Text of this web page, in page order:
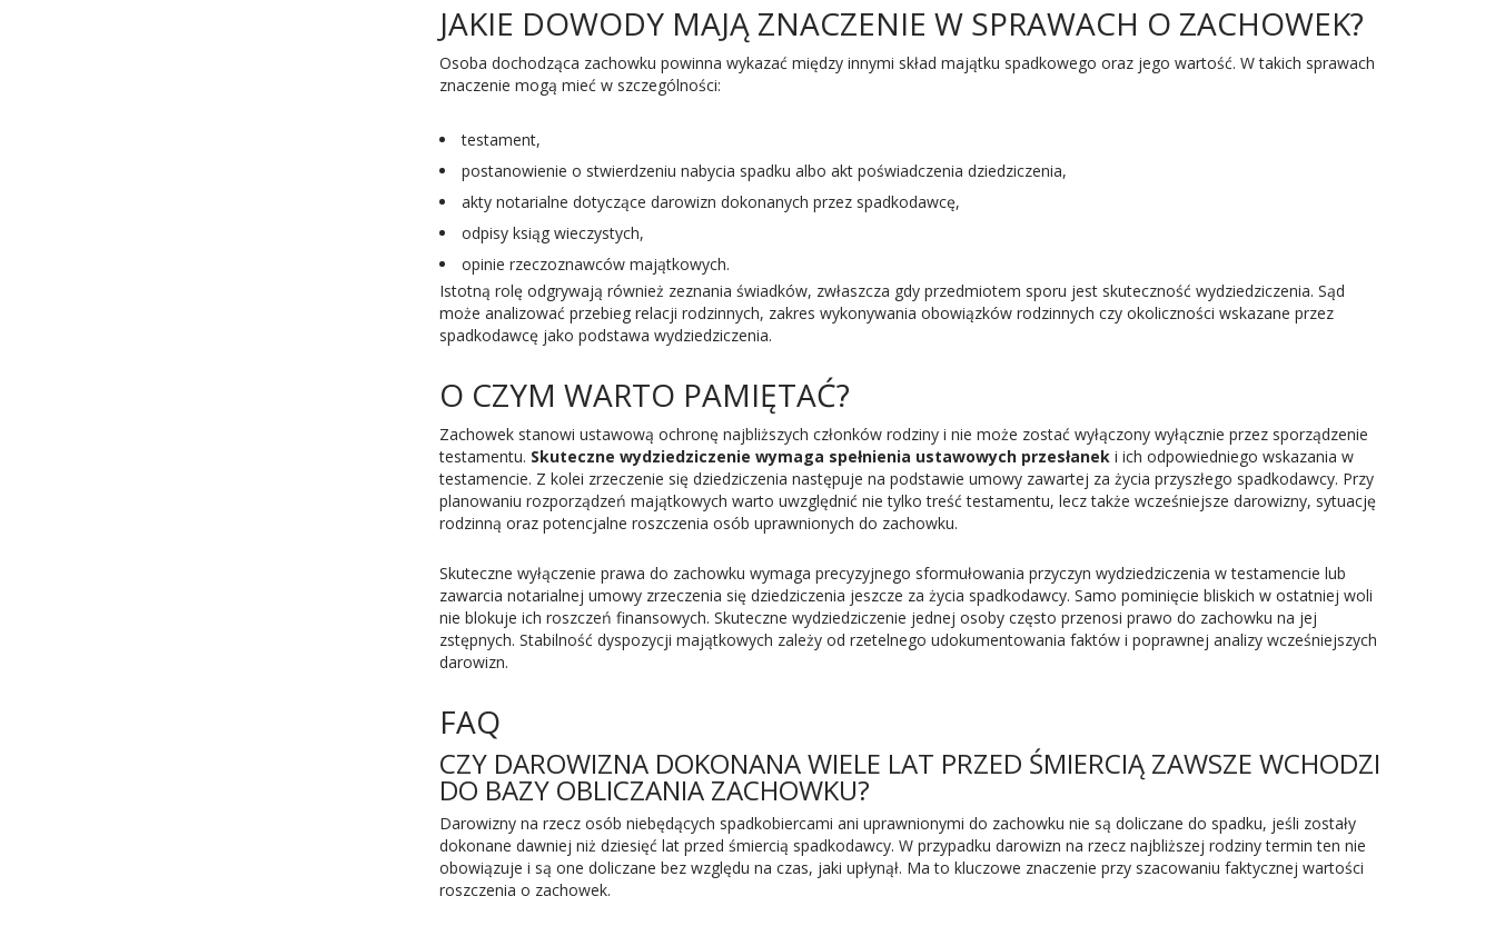
JAKIE DOWODY MAJĄ ZNACZENIE W SPRAWACH O ZACHOWEK?
Osoba dochodząca zachowku powinna wykazać między innymi skład majątku spadkowego oraz jego wartość. W takich sprawach
znaczenie mogą mieć w szczególności:
testament,
postanowienie o stwierdzeniu nabycia spadku albo akt poświadczenia dziedziczenia,
akty notarialne dotyczące darowizn dokonanych przez spadkodawcę,
odpisy ksiąg wieczystych,
opinie rzeczoznawców majątkowych.
Istotną rolę odgrywają również zeznania świadków, zwłaszcza gdy przedmiotem sporu jest skuteczność wydziedziczenia. Sąd
może analizować przebieg relacji rodzinnych, zakres wykonywania obowiązków rodzinnych czy okoliczności wskazane przez
spadkodawcę jako podstawa wydziedziczenia.
O CZYM WARTO PAMIĘTAĆ?
Zachowek stanowi ustawową ochronę najbliższych członków rodziny i nie może zostać wyłączony wyłącznie przez sporządzenie
testamentu. Skuteczne wydziedziczenie wymaga spełnienia ustawowych przesłaneki ich odpowiedniego wskazania w
testamencie. Z kolei zrzeczenie się dziedziczenia następuje na podstawie umowy zawartej za życia przyszłego spadkodawcy. Przy
planowaniu rozporządzeń majątkowych warto uwzględnić nie tylko treść testamentu, lecz także wcześniejsze darowizny, sytuację
rodzinną oraz potencjalne roszczenia osób uprawnionych do zachowku.
Skuteczne wyłączenie prawa do zachowku wymaga precyzyjnego sformułowania przyczyn wydziedziczenia w testamencie lub
zawarcia notarialnej umowy zrzeczenia się dziedziczenia jeszcze za życia spadkodawcy. Samo pominięcie bliskich w ostatniej woli
nie blokuje ich roszczeń finansowych. Skuteczne wydziedziczenie jednej osoby często przenosi prawo do zachowku na jej
zstępnych. Stabilność dyspozycji majątkowych zależy od rzetelnego udokumentowania faktów i poprawnej analizy wcześniejszych
darowizn.
FAQ
CZY DAROWIZNA DOKONANA WIELE LAT PRZED ŚMIERCIĄ ZAWSZE WCHODZI
DO BAZY OBLICZANIA ZACHOWKU?
Darowizny na rzecz osób niebędących spadkobiercami ani uprawnionymi do zachowku nie są doliczane do spadku, jeśli zostały
dokonane dawniej niż dziesięć lat przed śmiercią spadkodawcy. W przypadku darowizn na rzecz najbliższej rodziny termin ten nie
obowiązuje i są one doliczane bez względu na czas, jaki upłynął. Ma to kluczowe znaczenie przy szacowaniu faktycznej wartości
roszczenia o zachowek.